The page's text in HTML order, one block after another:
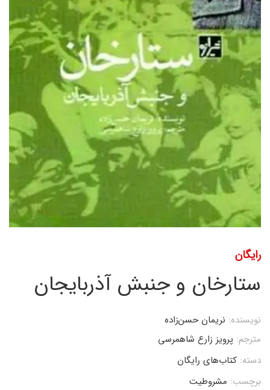
رایگان
ستارخان و جنبش آذربایجان
نویسنده: نریمان حسن‌زاده
مترجم: پرویز زارع شاهمرسی
دسته: کتاب‌های رایگان
برچسب: مشروطیت